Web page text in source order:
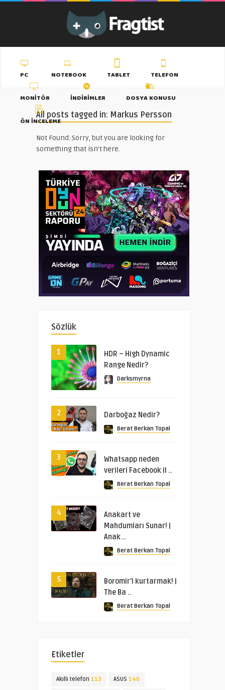
PC NOTEBOOK TABLET
TELEFON
MONITÖR
İNDIRIMLER
DOSYA KONUSU
ÖN İNCELEME
All posts tagged in: Markus Persson
Not Found. Sorry, but you are looking for
something that isn't here.
Sözlük
1
HDR – High Dynamic
Range Nedir?
Darksmyrna
2 Darboğaz Nedir?
Berat Berkan Topal
3
Whatsapp neden
verileri Facebook il ..
Berat Berkan Topal
4
Anakart ve
Mahdumları Sunar! |
Anak ..
Berat Berkan Topal
5
Boromir’i kurtarmak! |
The Ba ..
Berat Berkan Topal
Etiketler
Akıllı telefon 113 ASUS 140